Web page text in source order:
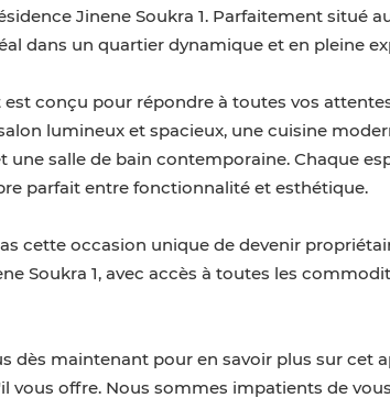
Jinene Soukra 1. Parfaitement situé
dans un quartier dynamique et en pleine
conçu pour répondre à toutes vos
lumineux et spacieux, une cuisine
une salle de bain contemporaine. Chaque
parfait entre fonctionnalité et esthétique.
cette occasion unique de devenir
Soukra 1, avec accès à toutes les
dès maintenant pour en savoir plus sur cet
vous offre. Nous sommes impatients de